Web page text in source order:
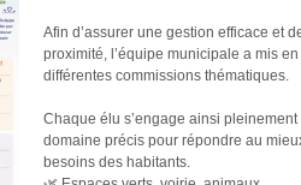
Afin d’assurer une gestion efficace et
proximité, l’équipe municipale a mis
différentes commissions thématiques.
Chaque élu s’engage ainsi
domaine précis pour répondre au
besoins des habitants.